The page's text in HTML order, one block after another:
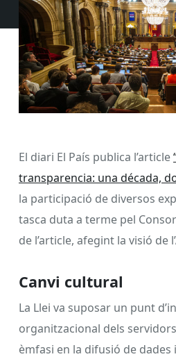
El diari El País publica l’article
transparencia: una década,
la participació de diversos
tasca duta a terme pel
de l’article, afegint la visió de
Canvi cultural
La Llei va suposar un punt
organitzacional dels
èmfasi en la difusió de dades